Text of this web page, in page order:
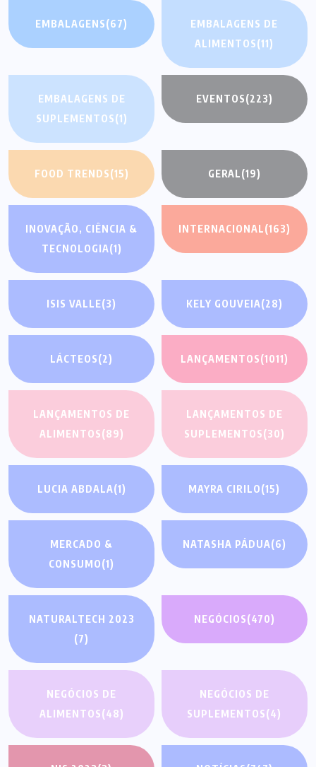
EMBALAGENS(67)
EMBALAGENS DE
ALIMENTOS(11)
EMBALAGENS DE
SUPLEMENTOS(1)
EVENTOS(223)
FOOD TRENDS(15) GERAL(19)
INOVAÇÃO, CIÊNCIA &
TECNOLOGIA(1)
INTERNACIONAL(163)
ISIS VALLE(3) KELY GOUVEIA(28)
LÁCTEOS(2) LANÇAMENTOS(1011)
LANÇAMENTOS DE
ALIMENTOS(89)
LANÇAMENTOS DE
SUPLEMENTOS(30)
LUCIA ABDALA(1) MAYRA CIRILO(15)
MERCADO &
CONSUMO(1)
NATASHA PÁDUA(6)
NATURALTECH 2023
(7)
NEGÓCIOS(470)
NEGÓCIOS DE
ALIMENTOS(48)
NEGÓCIOS DE
SUPLEMENTOS(4)